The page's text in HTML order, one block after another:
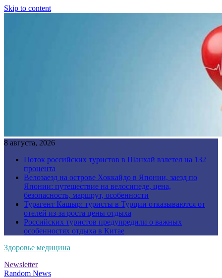
Skip to content
8 августа, 2026
Поток российских туристов в Шанхай взлетел на 132
процента
Велозаезд на острове Хоккайдо в Японии, заезд по
Японии: путешествие на велосипеде, цена,
безопасность, маршрут, особенности
Турагент Кашыр: туристы в Турции отказываются от
отелей из-за роста цены отдыха
Российских туристов предупредили о важных
особенностях отдыха в Китае
Здоровье медицина
Newsletter
Random News